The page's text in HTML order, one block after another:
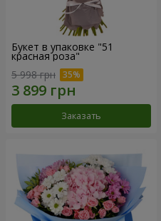
Букет в упаковке "51
красная роза"
5 998 грн
Заказать